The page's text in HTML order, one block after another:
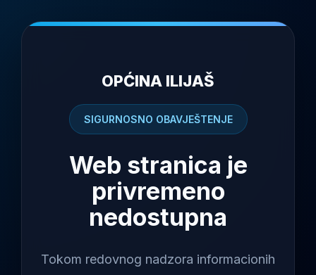
OPĆINA ILIJAŠ
SIGURNOSNO OBAVJEŠTENJE
Web stranica je
privremeno
nedostupna
Tokom redovnog nadzora informacionih